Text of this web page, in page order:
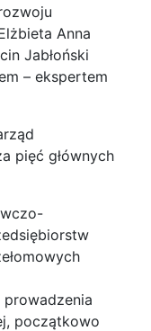
Anna
Jabłoński
– ekspertem
pięć głównych
prowadzenia
początkowo